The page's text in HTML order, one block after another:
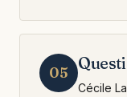
05
Cécile